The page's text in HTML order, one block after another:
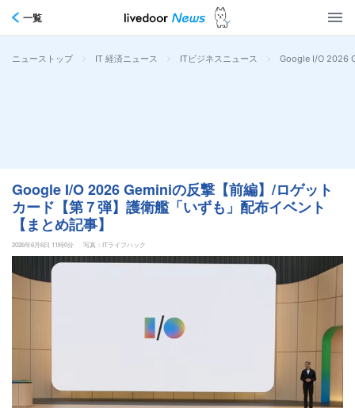
一覧
ニューストップ > IT 経済ニュース > ITビジネスニュース > Google I/O 2026
Google I/O 2026 Geminiの反撃【前編】/ロゲット
カード【第７弾】護衛艦「いずも」配布イベント
【まとめ記事】
2026年6月6日 11時0分 写真：ITライフハック